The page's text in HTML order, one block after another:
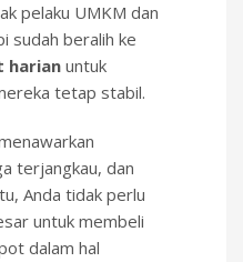
pelaku UMKM dan
sudah beralih ke
harian untuk
tetap stabil.
terjangkau, dan
Anda tidak perlu
untuk membeli
dalam hal